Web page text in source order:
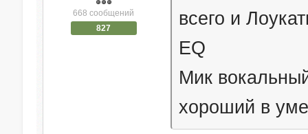
668 сообщений
827
всего и
EQ
Мик
хороший в